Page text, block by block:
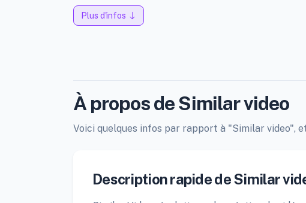
Plus d'infos
À propos de Similar video
Voici quelques infos par rapport à "Similar video",
Description rapide de Similar